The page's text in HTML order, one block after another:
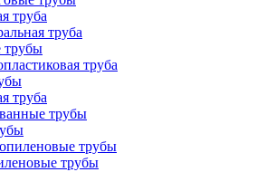
труба
труба
труба
труба
трубы
трубы
трубы